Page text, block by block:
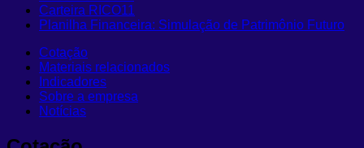
Carteira RICO11
Planilha Financeira: Simulação de Patrimônio Futuro
Cotação
Materiais relacionados
Indicadores
Sobre a empresa
Notícias